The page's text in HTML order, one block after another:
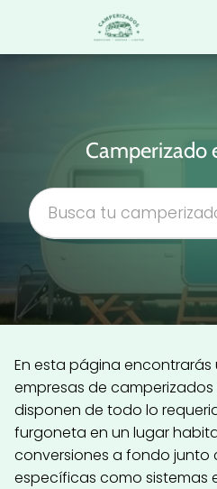
Camperizado
En esta página
empresas de camperizados
disponen de todo lo
furgoneta en un lugar
conversiones a fondo junto
específicas como sistemas